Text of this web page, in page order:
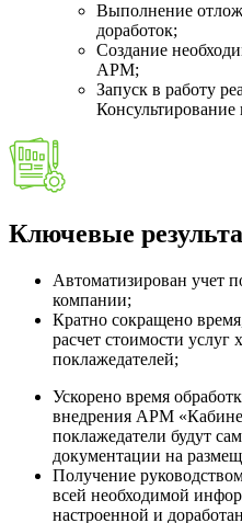
Выполнение
доработок;
Создание
АРМ;
Запуск в работу
Консультирование
Ключевые
Автоматизирован учет
компании;
Кратно сокращено
расчет стоимости услуг
поклажедателей;
Ускорено время
внедрения АРМ
поклажедатели будут
документации на
Получение
всей необходимой
настроенной и